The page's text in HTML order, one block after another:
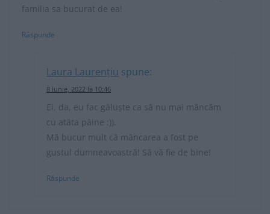
familia sa bucurat de ea!
Răspunde
Laura Laurențiu spune:
8 iunie, 2022 la 10:46
Ei, da, eu fac găluște ca să nu mai mâncăm
cu atâta pâine :)).
Mă bucur mult că mâncarea a fost pe
gustul dumneavoastră! Să vă fie de bine!
Răspunde